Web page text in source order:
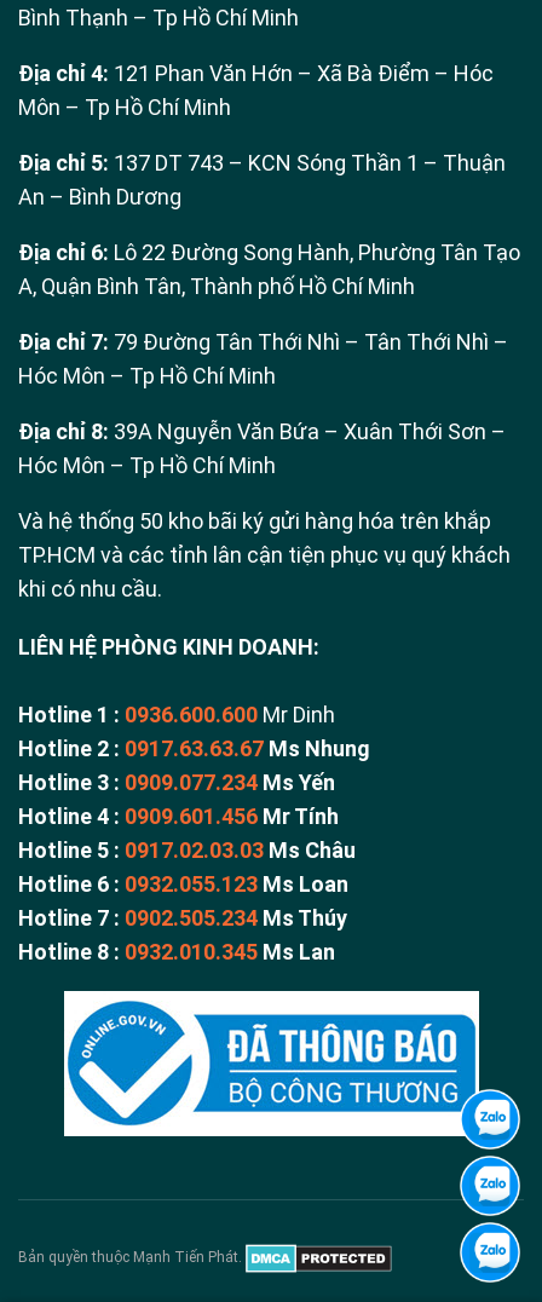
Bình Thạnh – Tp Hồ Chí Minh
Địa chỉ 4: 121 Phan Văn Hớn – Xã Bà Điểm – Hóc
Môn – Tp Hồ Chí Minh
Địa chỉ 5: 137 DT 743 – KCN Sóng Thần 1 – Thuận
An – Bình Dương
Địa chỉ 6: Lô 22 Đường Song Hành, Phường Tân Tạo
A, Quận Bình Tân, Thành phố Hồ Chí Minh
Địa chỉ 7: 79 Đường Tân Thới Nhì – Tân Thới Nhì –
Hóc Môn – Tp Hồ Chí Minh
Địa chỉ 8: 39A Nguyễn Văn Bứa – Xuân Thới Sơn –
Hóc Môn – Tp Hồ Chí Minh
Và hệ thống 50 kho bãi ký gửi hàng hóa trên khắp
TP.HCM và các tỉnh lân cận tiện phục vụ quý khách
khi có nhu cầu.
LIÊN HỆ PHÒNG KINH DOANH:
Hotline 1 : 0936.600.600 Mr Dinh
Hotline 2 : 0917.63.63.67 Ms Nhung
Hotline 3 : 0909.077.234 Ms Yến
Hotline 4 : 0909.601.456 Mr Tính
Hotline 5 : 0917.02.03.03 Ms Châu
Hotline 6 : 0932.055.123 Ms Loan
Hotline 7 : 0902.505.234 Ms Thúy
Hotline 8 : 0932.010.345 Ms Lan
Bản quyền thuộc Mạnh Tiến Phát.